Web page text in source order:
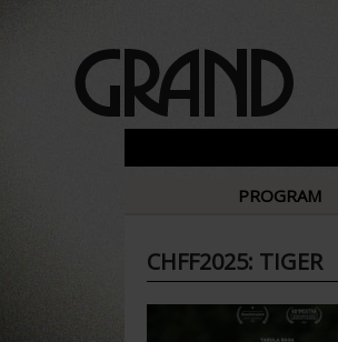
PROGRAM
CHFF2025: TIGER